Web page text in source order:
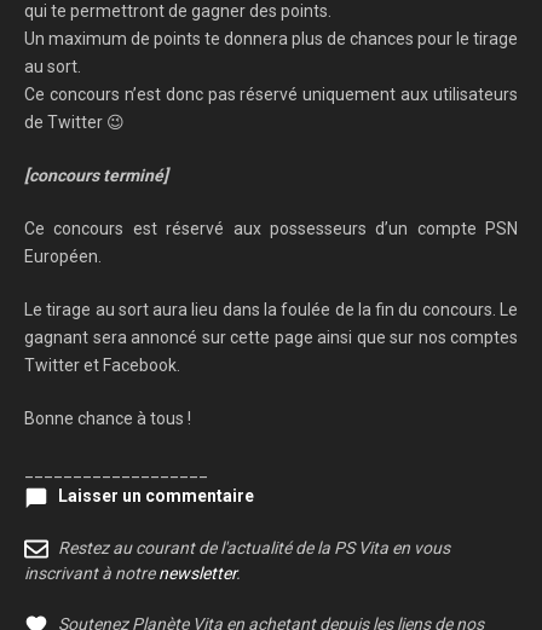
qui te permettront de gagner des points.
Un maximum de points te donnera plus de chances pour le tirage
au sort.
Ce concours n’est donc pas réservé uniquement aux utilisateurs
de Twitter 😉
[concours terminé]
Ce concours est réservé aux possesseurs d’un compte PSN
Européen.
Le tirage au sort aura lieu dans la foulée de la fin du concours. Le
gagnant sera annoncé sur cette page ainsi que sur nos comptes
Twitter et Facebook.
Bonne chance à tous !
Laisser un commentaire
Restez au courant de l'actualité de la PS Vita en vous
inscrivant à notrenewsletter.
Soutenez Planète Vita en achetant depuis les liens de nos